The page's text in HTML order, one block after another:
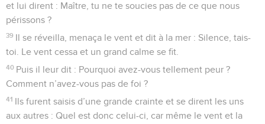
et lui dirent : Maître, tu ne te soucies pas de ce que nous
périssons ?
39 Il se réveilla, menaça le vent et dit à la mer : Silence, tais-
toi. Le vent cessa et un grand calme se fit.
40 Puis il leur dit : Pourquoi avez-vous tellement peur ?
Comment n’avez-vous pas de foi ?
41 Ils furent saisis d’une grande crainte et se dirent les uns
aux autres : Quel est donc celui-ci, car même le vent et la